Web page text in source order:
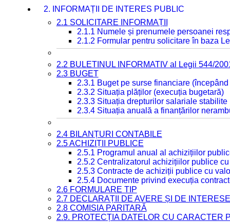
2. INFORMAȚII DE INTERES PUBLIC
2.1 SOLICITARE INFORMAȚII
2.1.1 Numele și prenumele persoanei
2.1.2 Formular pentru solicitare în baza
2.2 BULETINUL INFORMATIV al Legii 544/
2.3 BUGET
2.3.1 Buget pe surse financiare
2.3.2 Situația plăților (execuția bugetară)
2.3.3 Situația drepturilor salariale
2.3.4 Situația anuală a finanțărilor
2.4 BILANȚURI CONTABILE
2.5 ACHIZIȚII PUBLICE
2.5.1 Programul anual al achizițiilor
2.5.2 Centralizatorul achizițiilor publice
2.5.3 Contracte de achiziții publice cu
2.5.4 Documente privind execuția
2.6 FORMULARE TIP
2.7 DECLARAȚII DE AVERE ȘI DE INTERESE
2.8 COMISIA PARITARĂ
2.9. PROTECȚIA DATELOR CU CARACTER